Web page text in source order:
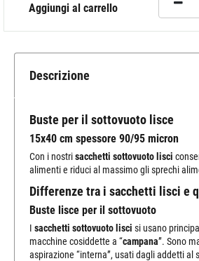
Aggiungi al carrello
Descrizione
Buste per il sottovuoto lisce
15x40 cm spessore 90/95 micron
Con i nostrisacchetti sottovuoto lisci
alimenti e riduci al massimo gli sprechi
Differenze tra i sacchetti lisci e
Buste lisce per il sottovuoto
I sacchetti sottovuoto lisci si usano
macchine cosiddette a “campana”. Sono
aspirazione “interna”, usati dagli addetti al